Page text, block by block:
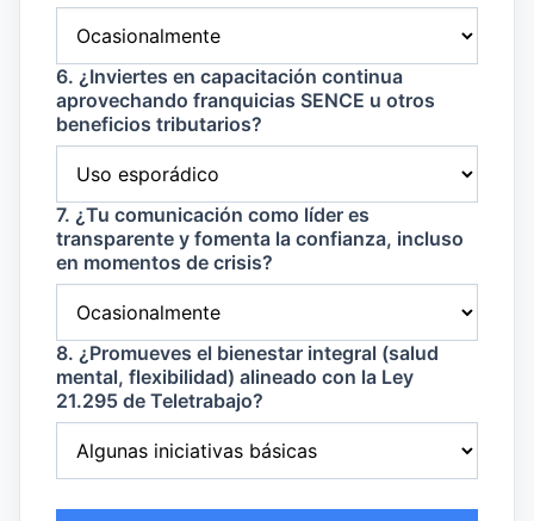
6. ¿Inviertes en capacitación continua
aprovechando franquicias SENCE u otros
beneficios tributarios?
7. ¿Tu comunicación como líder es
transparente y fomenta la confianza, incluso
en momentos de crisis?
8. ¿Promueves el bienestar integral (salud
mental, flexibilidad) alineado con la Ley
21.295 de Teletrabajo?